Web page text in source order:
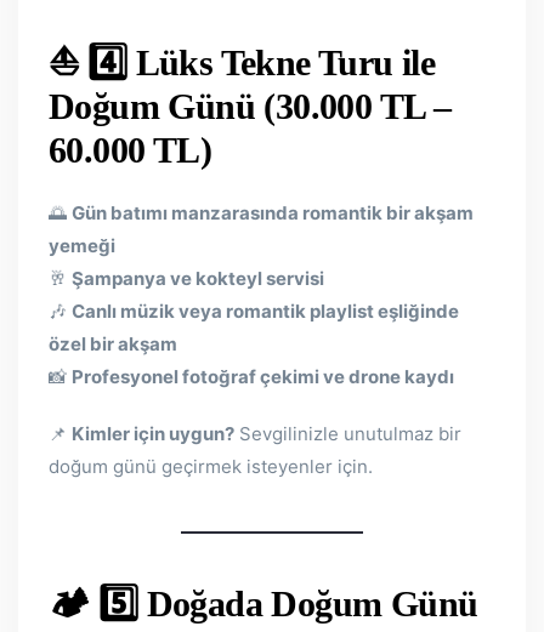
⛵ 4️⃣ Lüks Tekne Turu ile
Doğum Günü (30.000 TL –
60.000 TL)
🌅 Gün batımı manzarasında romantik bir akşam
yemeği
🥂 Şampanya ve kokteyl servisi
🎶 Canlı müzik veya romantik playlist eşliğinde
özel bir akşam
📸 Profesyonel fotoğraf çekimi ve drone kaydı
📌 Kimler için uygun? Sevgilinizle unutulmaz bir
doğum günü geçirmek isteyenler için.
🏕 5️⃣ Doğada Doğum Günü